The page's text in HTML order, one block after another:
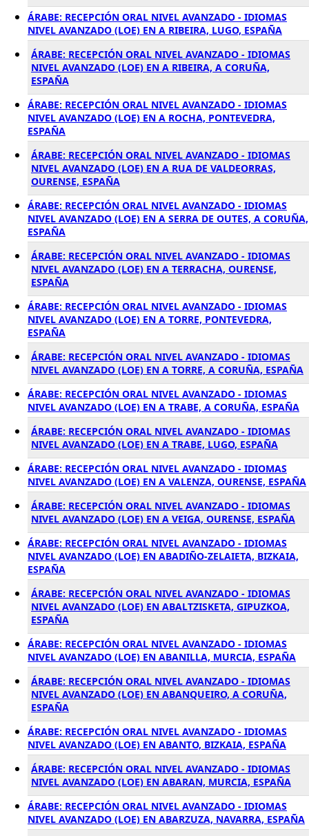
ÁRABE: RECEPCIÓN ORAL NIVEL AVANZADO - IDIOMAS
NIVEL AVANZADO (LOE) EN A RIBEIRA, LUGO, ESPAÑA
ÁRABE: RECEPCIÓN ORAL NIVEL AVANZADO - IDIOMAS
NIVEL AVANZADO (LOE) EN A RIBEIRA, A CORUÑA,
ESPAÑA
ÁRABE: RECEPCIÓN ORAL NIVEL AVANZADO - IDIOMAS
NIVEL AVANZADO (LOE) EN A ROCHA, PONTEVEDRA,
ESPAÑA
ÁRABE: RECEPCIÓN ORAL NIVEL AVANZADO - IDIOMAS
NIVEL AVANZADO (LOE) EN A RUA DE VALDEORRAS,
OURENSE, ESPAÑA
ÁRABE: RECEPCIÓN ORAL NIVEL AVANZADO - IDIOMAS
NIVEL AVANZADO (LOE) EN A SERRA DE OUTES, A CORUÑA,
ESPAÑA
ÁRABE: RECEPCIÓN ORAL NIVEL AVANZADO - IDIOMAS
NIVEL AVANZADO (LOE) EN A TERRACHA, OURENSE,
ESPAÑA
ÁRABE: RECEPCIÓN ORAL NIVEL AVANZADO - IDIOMAS
NIVEL AVANZADO (LOE) EN A TORRE, PONTEVEDRA,
ESPAÑA
ÁRABE: RECEPCIÓN ORAL NIVEL AVANZADO - IDIOMAS
NIVEL AVANZADO (LOE) EN A TORRE, A CORUÑA, ESPAÑA
ÁRABE: RECEPCIÓN ORAL NIVEL AVANZADO - IDIOMAS
NIVEL AVANZADO (LOE) EN A TRABE, A CORUÑA, ESPAÑA
ÁRABE: RECEPCIÓN ORAL NIVEL AVANZADO - IDIOMAS
NIVEL AVANZADO (LOE) EN A TRABE, LUGO, ESPAÑA
ÁRABE: RECEPCIÓN ORAL NIVEL AVANZADO - IDIOMAS
NIVEL AVANZADO (LOE) EN A VALENZA, OURENSE, ESPAÑA
ÁRABE: RECEPCIÓN ORAL NIVEL AVANZADO - IDIOMAS
NIVEL AVANZADO (LOE) EN A VEIGA, OURENSE, ESPAÑA
ÁRABE: RECEPCIÓN ORAL NIVEL AVANZADO - IDIOMAS
NIVEL AVANZADO (LOE) EN ABADIÑO-ZELAIETA, BIZKAIA,
ESPAÑA
ÁRABE: RECEPCIÓN ORAL NIVEL AVANZADO - IDIOMAS
NIVEL AVANZADO (LOE) EN ABALTZISKETA, GIPUZKOA,
ESPAÑA
ÁRABE: RECEPCIÓN ORAL NIVEL AVANZADO - IDIOMAS
NIVEL AVANZADO (LOE) EN ABANILLA, MURCIA, ESPAÑA
ÁRABE: RECEPCIÓN ORAL NIVEL AVANZADO - IDIOMAS
NIVEL AVANZADO (LOE) EN ABANQUEIRO, A CORUÑA,
ESPAÑA
ÁRABE: RECEPCIÓN ORAL NIVEL AVANZADO - IDIOMAS
NIVEL AVANZADO (LOE) EN ABANTO, BIZKAIA, ESPAÑA
ÁRABE: RECEPCIÓN ORAL NIVEL AVANZADO - IDIOMAS
NIVEL AVANZADO (LOE) EN ABARAN, MURCIA, ESPAÑA
ÁRABE: RECEPCIÓN ORAL NIVEL AVANZADO - IDIOMAS
NIVEL AVANZADO (LOE) EN ABARZUZA, NAVARRA, ESPAÑA